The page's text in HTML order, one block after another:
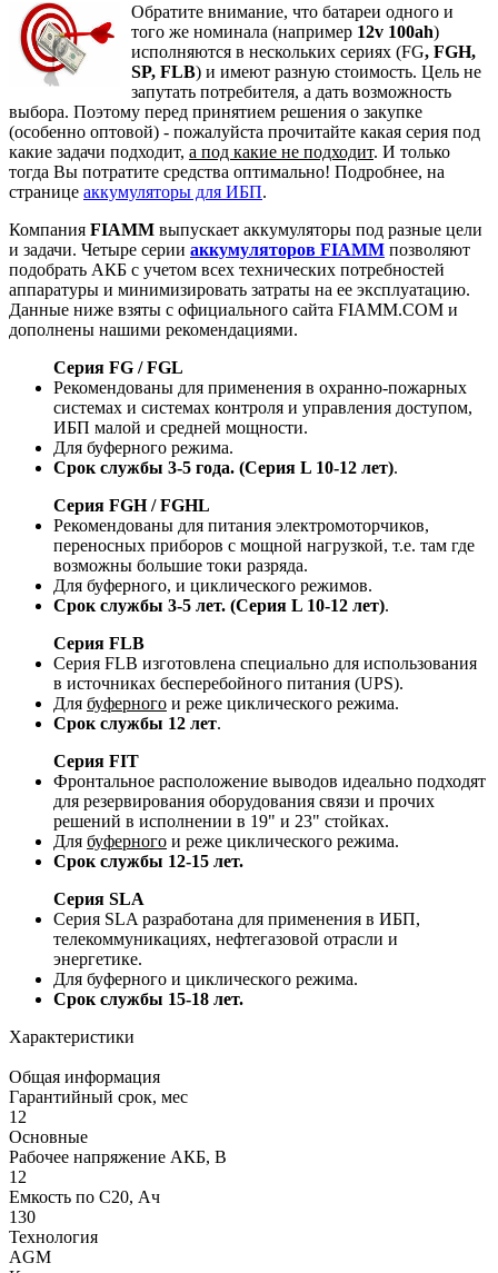
Обратите внимание, что батареи одного и
того же номинала (например 12v 100ah)
исполняются в нескольких сериях (FG, FGH,
SP, FLB) и имеют разную стоимость. Цель не
запутать потребителя, а дать возможность
выбора. Поэтому перед принятием решения о закупке
(особенно оптовой) - пожалуйста прочитайте какая серия под
какие задачи подходит, а под какие не подходит. И только
тогда Вы потратите средства оптимально! Подробнее, на
странице аккумуляторы для ИБП.
Компания FIAMM выпускает аккумуляторы под разные цели
и задачи. Четыре серии аккумуляторов FIAMM позволяют
подобрать АКБ с учетом всех технических потребностей
аппаратуры и минимизировать затраты на ее эксплуатацию.
Данные ниже взяты с официального сайта FIAMM.COM и
дополнены нашими рекомендациями.
Серия FG / FGL
Рекомендованы для применения в охранно-пожарных
системах и системах контроля и управления доступом,
ИБП малой и средней мощности.
Для буферного режима.
Срок службы 3-5 года. (Серия L 10-12 лет).
Серия FGH / FGHL
Рекомендованы для питания электромоторчиков,
переносных приборов с мощной нагрузкой, т.е. там где
возможны большие токи разряда.
Для буферного, и циклического режимов.
Срок службы 3-5 лет. (Серия L 10-12 лет).
Серия FLB
Серия FLB изготовлена специально для использования
в источниках бесперебойного питания (UPS).
Для буферного и реже циклического режима.
Срок службы 12 лет.
Серия FIT
Фронтальное расположение выводов идеально подходят
для резервирования оборудования связи и прочих
решений в исполнении в 19" и 23" стойках.
Для буферного и реже циклического режима.
Срок службы 12-15 лет.
Серия SLA
Серия SLA разработана для применения в ИБП,
телекоммуникациях, нефтегазовой отрасли и
энергетике.
Для буферного и циклического режима.
Срок службы 15-18 лет.
Характеристики
Общая информация
Гарантийный срок, мес
12
Основные
Рабочее напряжение АКБ, B
12
Емкость по С20, Ач
130
Технология
AGM